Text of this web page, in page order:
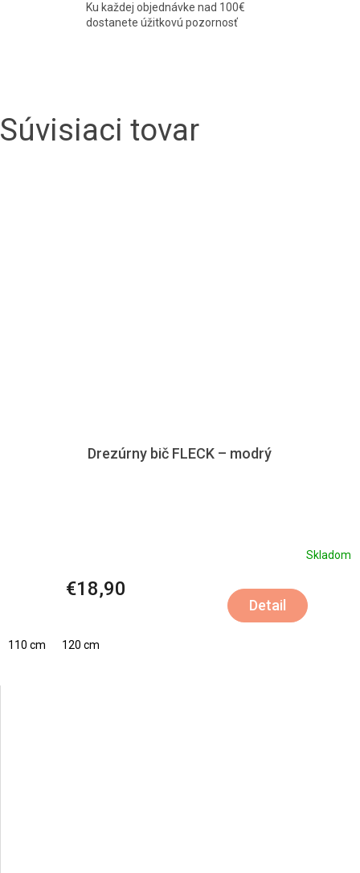
Ku každej objednávke nad 100€
dostanete úžitkovú pozornosť
Súvisiaci tovar
Drezúrny bič FLECK – modrý
Skladom
€18,90
Detail
110 cm 120 cm